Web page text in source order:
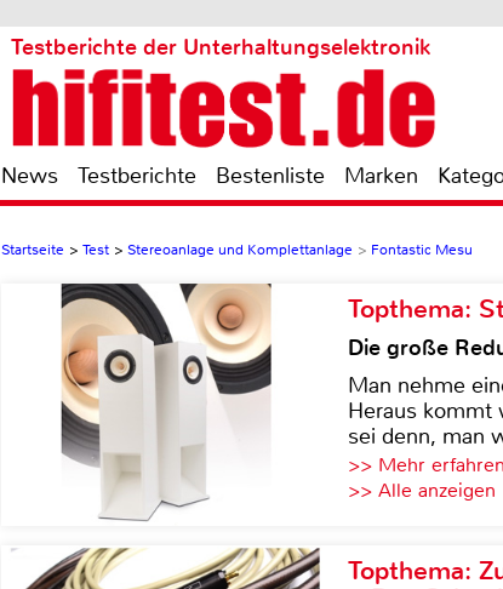
Testberichte der Unterhaltungselektronik
News Testberichte Bestenliste Marken
Startseite > Test > Stereoanlage und Komplettanlage > Fontastic Mesu
Topthema:
Die große
Man nehme
Heraus kommt
sei denn, man
>> Mehr erfahren
>> Alle anzeigen
Topthema: